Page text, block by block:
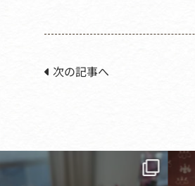
次の記事へ